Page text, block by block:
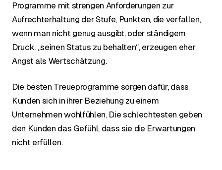
Programme mit strengen Anforderungen zur
Aufrechterhaltung der Stufe, Punkten, die verfallen,
wenn man nicht genug ausgibt, oder ständigem
Druck, „seinen Status zu behalten“, erzeugen eher
Angst als Wertschätzung.
Die besten Treueprogramme sorgen dafür, dass
Kunden sich in ihrer Beziehung zu einem
Unternehmen wohlfühlen. Die schlechtesten geben
den Kunden das Gefühl, dass sie die Erwartungen
nicht erfüllen.